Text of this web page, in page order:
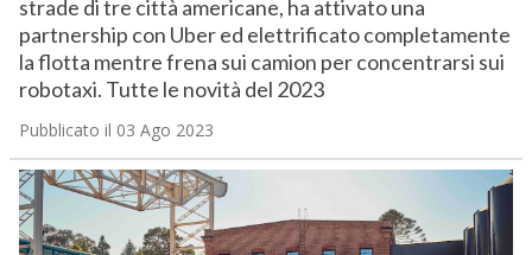
strade di tre città americane, ha attivato una
partnership con Uber ed elettrificato completamente
la flotta mentre frena sui camion per concentrarsi sui
robotaxi. Tutte le novità del 2023
Pubblicato il 03 Ago 2023